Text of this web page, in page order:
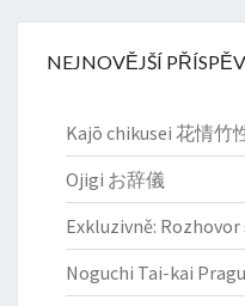
NEJNOVĚJŠÍ
Kajō chikusei 花情竹
Ojigi お辞儀
Exkluzivně:
Noguchi Tai-kai